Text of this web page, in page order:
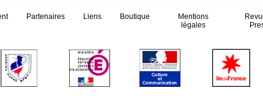
Partenaires Liens Boutique
Mentions
légales